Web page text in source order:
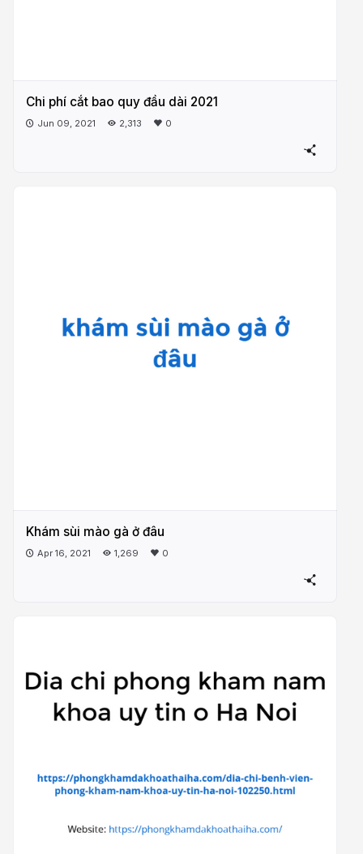
Chi phí cắt bao quy đầu dài 2021
Jun 09, 2021 2,313 0
Khám sùi mào gà ở đâu
Apr 16, 2021 1,269 0